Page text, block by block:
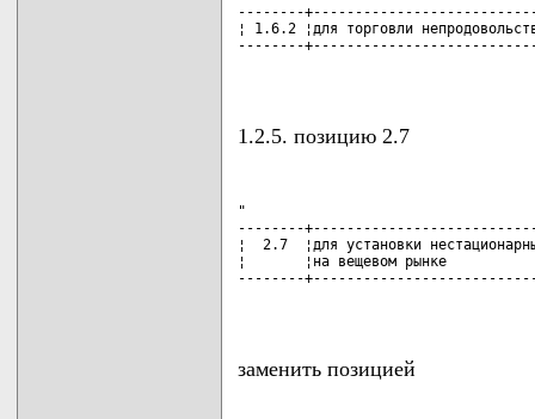
--------
¦ 1.6.2 ¦для торговли
--------
1.2.5. позицию 2.7
"
--------
¦  2.7  ¦для установки
¦       ¦на вещевом рынке
--------
заменить позицией